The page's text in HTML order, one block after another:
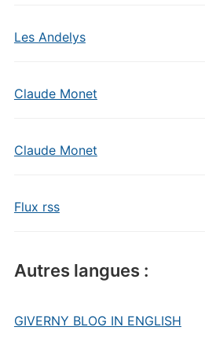
Les Andelys
Claude Monet
Claude Monet
Flux rss
Autres langues :
GIVERNY BLOG IN ENGLISH